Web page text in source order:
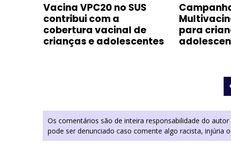
Vacina VPC20 no SUS
contribui com a
cobertura vacinal de
crianças e adolescentes
para
Os comentários são de inteira responsabilidade do
pode ser denunciado caso comente algo racista, injúria